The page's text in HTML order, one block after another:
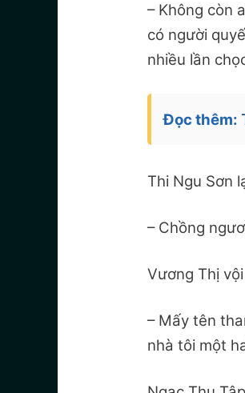
– Không còn
có người
nhiều lần
Đọc thêm:
Thi Ngu Sơn
– Chồng
Vương Thị
– Mấy tên
nhà tôi một